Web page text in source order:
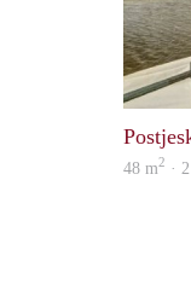
48 m2 ·